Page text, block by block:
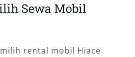
Sewa Mobil
rental mobil Hiace